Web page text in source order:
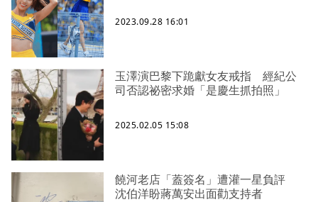
2023.09.28 16:01
玉澤演巴黎下跪獻女友戒指 經紀公
司否認祕密求婚「是慶生抓拍照」
2025.02.05 15:08
饒河老店「蓋簽名」遭灌一星負評
沈伯洋盼蔣萬安出面勸支持者